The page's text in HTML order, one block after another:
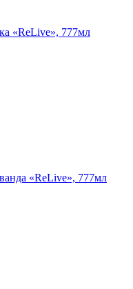
«ReLive», 777мл
«ReLive», 777мл